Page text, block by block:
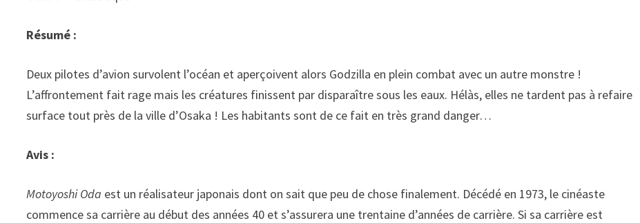
Résumé :
Deux pilotes d’avion survolent l’océan et aperçoivent alors Godzilla en plein combat avec un autre monstre !
L’affrontement fait rage mais les créatures finissent par disparaître sous les eaux. Hélàs, elles ne tardent pas à refaire
surface tout près de la ville d’Osaka ! Les habitants sont de ce fait en très grand danger…
Avis :
Motoyoshi Oda est un réalisateur japonais dont on sait que peu de chose finalement. Décédé en 1973, le cinéaste
commence sa carrière au début des années 40 et s’assurera une trentaine d’années de carrière. Si sa carrière est